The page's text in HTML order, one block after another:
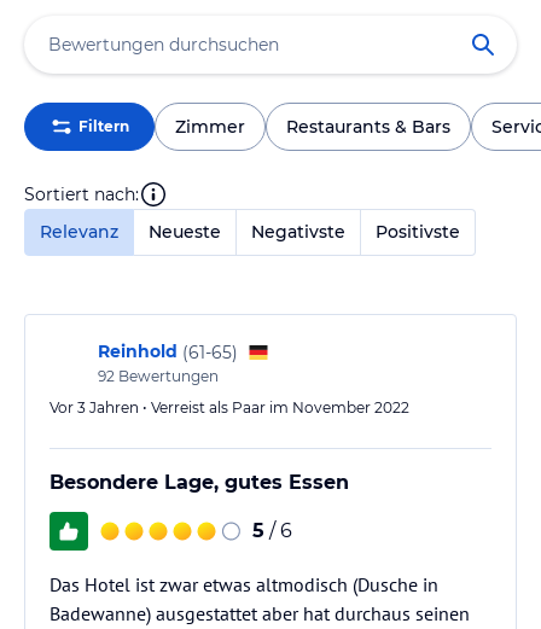
Filtern Zimmer Restaurants & Bars
Sortiert nach:
Relevanz
Neueste Negativste Positivste
Reinhold (61-65)
92 Bewertungen
Vor 3 Jahren • Verreist als Paar im November 2022
Besondere Lage, gutes Essen
5 / 6
Das Hotel ist zwar etwas altmodisch (Dusche in
Badewanne) ausgestattet aber hat durchaus seinen